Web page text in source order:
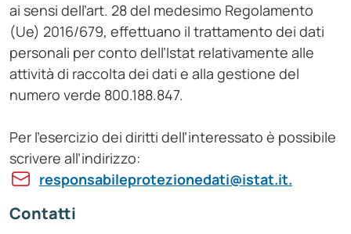
ai sensi dell’art. 28 del medesimo Regolamento
(Ue) 2016/679, effettuano il trattamento dei dati
personali per conto dell’Istat relativamente alle
attività di raccolta dei dati e alla gestione del
numero verde 800.188.847.
Per l’esercizio dei diritti dell’interessato è possibile
scrivere all’indirizzo:
responsabileprotezionedati@istat.it.
Contatti